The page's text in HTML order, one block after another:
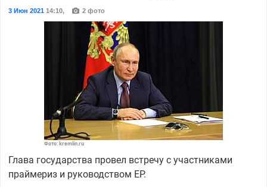
3 Июн 202114:10, 2 фото
Фото: kremlin.ru
Глава государства провел встречу с участниками
праймериз и руководством ЕР.